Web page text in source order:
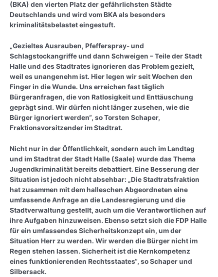
(BKA) den vierten Platz der gefährlichsten Städte
Deutschlands und wird vom BKA als besonders
kriminalitätsbelastet eingestuft.
„Gezieltes Ausrauben, Pfefferspray- und
Schlagstockangriffe und dann Schweigen – Teile der Stadt
Halle und des Stadtrates ignorieren das Problem gezielt,
weil es unangenehm ist. Hier legen wir seit Wochen den
Finger in die Wunde. Uns erreichen fast täglich
Bürgeranfragen, die von Ratlosigkeit und Enttäuschung
geprägt sind. Wir dürfen nicht länger zusehen, wie die
Bürger ignoriert werden“, so Torsten Schaper,
Fraktionsvorsitzender im Stadtrat.
Nicht nur in der Öffentlichkeit, sondern auch im Landtag
und im Stadtrat der Stadt Halle (Saale) wurde das Thema
Jugendkriminalität bereits debattiert. Eine Besserung der
Situation ist jedoch nicht absehbar: „Die Stadtratsfraktion
hat zusammen mit dem halleschen Abgeordneten eine
umfassende Anfrage an die Landesregierung und die
Stadtverwaltung gestellt, auch um die Verantwortlichen auf
ihre Aufgaben hinzuweisen. Ebenso setzt sich die FDP Halle
für ein umfassendes Sicherheitskonzept ein, um der
Situation Herr zu werden. Wir werden die Bürger nicht im
Regen stehen lassen. Sicherheit ist die Kernkompetenz
eines funktionierenden Rechtsstaates“, so Schaper und
Silbersack.